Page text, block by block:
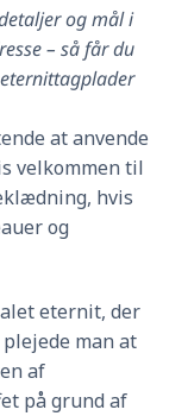
og mål i
– så får du
at anvende
velkommen til
hvis
og
eternit, der
man at
af
på grund af